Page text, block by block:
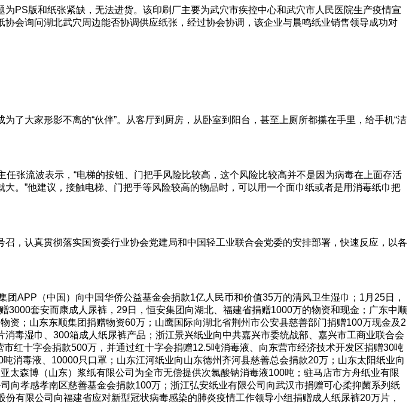
PS版和纸张紧缺，无法进货。该印刷厂主要为武穴市疾控中心和武穴市人民医院生产疫情宣
会询问湖北武穴周边能否协调供应纸张，经过协会协调，该企业与晨鸣纸业销售领导成功对
了大家形影不离的“伙伴”。从客厅到厨房，从卧室到阳台，甚至上厕所都攥在手里，给手机“洁
张流波表示，“电梯的按钮、门把手风险比较高，这个风险比较高并不是因为病毒在上面存活
。”他建议，接触电梯、门把手等风险较高的物品时，可以用一个面巾纸或者是用消毒纸巾把
，认真贯彻落实国资委行业协会党建局和中国轻工业联合会党委的安排部署，快速反应，以各
APP（中国）向中国华侨公益基金会捐款1亿人民币和价值35万的清风卫生湿巾；1月25日，
套安而康成人尿裤，29日，恒安集团向湖北、福建省捐赠1000万的物资和现金；广东中顺
；山东东顺集团捐赠物资60万；山鹰国际向湖北省荆州市公安县慈善部门捐赠100万现金及2
毒湿巾、300箱成人纸尿裤产品；浙江景兴纸业向中共嘉兴市委统战部、嘉兴市工商业联合会
红十字会捐款500万，并通过红十字会捐赠12.5吨消毒液、向东营市经济技术开发区捐赠30吨
消毒液、10000只口罩；山东江河纸业向山东德州齐河县慈善总会捐款20万；山东太阳纸业向
森博（山东）浆纸有限公司为全市无偿提供次氯酸钠消毒液100吨；驻马店市方舟纸业有限
孝感孝南区慈善基金会捐款100万；浙江弘安纸业有限公司向武汉市捐赠可心柔抑菌系列纸
有限公司向福建省应对新型冠状病毒感染的肺炎疫情工作领导小组捐赠成人纸尿裤20万片，